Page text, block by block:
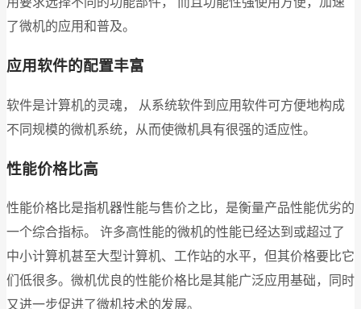
了微机的应用和普及。
应用软件的配置丰富
软件是计算机的灵魂， 从系统软件到应用软件可方便地构成
不同规模的微机系统，从而使微机具有很强的适应性。
性能价格比高
性能价格比是指机器性能与售价之比，是衡量产品性能优劣的
一个综合指标。 许多高性能的微机的性能已经达到或超过了
中小计算机甚至大型计算机、工作站的水平，但其价格要比它
们低很多。微机优良的性能价格比是其能广泛应用基础，同时
又进一步促进了微机技术的发展。